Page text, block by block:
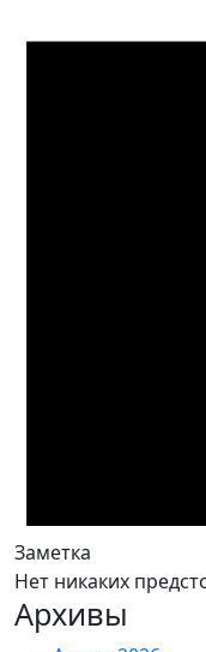
Заметка
Нет никаких
Архивы